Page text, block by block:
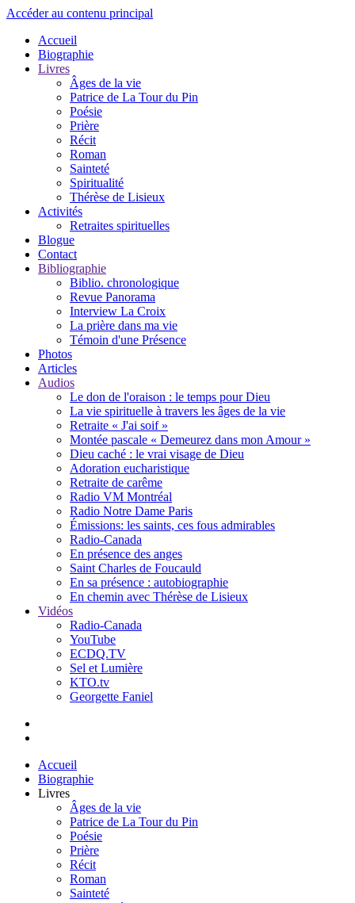
Accéder au contenu principal
Accueil
Biographie
Livres
Âges de la vie
Patrice de La Tour du Pin
Poésie
Prière
Récit
Roman
Sainteté
Spiritualité
Thérèse de Lisieux
Activités
Retraites spirituelles
Blogue
Contact
Bibliographie
Biblio. chronologique
Revue Panorama
Interview La Croix
La prière dans ma vie
Témoin d'une Présence
Photos
Articles
Audios
Le don de l'oraison : le temps pour Dieu
La vie spirituelle à travers les âges de la vie
Retraite « J'ai soif »
Montée pascale « Demeurez dans mon Amour »
Dieu caché : le vrai visage de Dieu
Adoration eucharistique
Retraite de carême
Radio VM Montréal
Radio Notre Dame Paris
Émissions: les saints, ces fous admirables
Radio-Canada
En présence des anges
Saint Charles de Foucauld
En sa présence : autobiographie
En chemin avec Thérèse de Lisieux
Vidéos
Radio-Canada
YouTube
ECDQ.TV
Sel et Lumière
KTO.tv
Georgette Faniel
Accueil
Biographie
Livres
Âges de la vie
Patrice de La Tour du Pin
Poésie
Prière
Récit
Roman
Sainteté